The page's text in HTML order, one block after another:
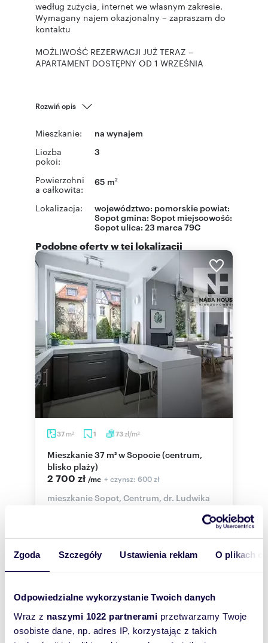
Zgoda Szczegóły Ustawienia reklam O plikach
Odpowiedzialne wykorzystanie Twoich danych
Wraz z naszymi 1022 partnerami przetwarzamy Twoje
osobiste dane, np. adres IP, korzystając z takich
według zużycia, internet we własnym zakresie.
Wymagany najem okazjonalny – zapraszam do
kontaktu
MOŻLIWOŚĆ REZERWACJI JUŻ TERAZ –
APARTAMENT DOSTĘPNY OD 1 WRZEŚNIA
Rozwiń opis
Mieszkanie: na wynajem
Liczba
pokoi:
3
Powierzchni
a całkowita:
65 m2
Lokalizacja: województwo: pomorskie powiat:
Sopotgmina: Sopot miejscowość:
Sopot ulica: 23 marca 79C
Podobne oferty w tej lokalizacji
37 m2 1 73zł/m2
Mieszkanie 37 m² w Sopocie (centrum,
blisko plaży)
2 700 zł /mc + czynsz: 600 zł
mieszkanie Sopot, Centrum, dr. Ludwika
kwadratowych, w niewielkim dwupiętrowym bloku
w sercu Sopotu, idealne lokum dla młodej...